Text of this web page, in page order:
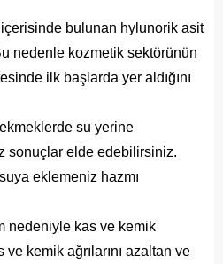
içerisinde bulunan hylunorik asit
nedenle kozmetik sektörünün
ilk başlarda yer aldığını
su yerine
sonuçlar elde edebilirsiniz.
eklemeniz hazmı
nedeniyle kas ve kemik
ve kemik ağrılarını azaltan ve